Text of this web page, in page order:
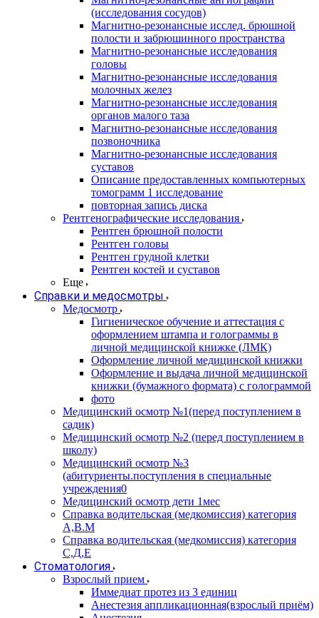
(исследования сосудов)
Магнитно-резонансные исслед. брюшной
полости и забрюшинного пространства
Магнитно-резонансные исследования
головы
Магнитно-резонансные исследования
молочных желез
Магнитно-резонансные исследования
органов малого таза
Магнитно-резонансные исследования
позвоночника
Магнитно-резонансные исследования
суставов
Описание предоставленных компьютерных
томограмм 1 исследование
повторная запись диска
Рентгенографические исследования
Рентген брюшной полости
Рентген головы
Рентген грудной клетки
Рентген костей и суставов
Еще
Справки и медосмотры
Медосмотр
Гигиеническое обучение и аттестация с
оформлением штампа и голограммы в
личной медицинской книжке (ЛМК)
Оформление личной медицинской книжки
Оформление и выдача личной медицинской
книжки (бумажного формата) с голограммой
фото
Медицинский осмотр №1(перед поступлением в
садик)
Медицинский осмотр №2 (перед поступлением в
школу)
Медицинский осмотр №3
(абитуриенты.поступления в специальные
учреждения0
Медицинский осмотр дети 1мес
Справка водительская (медкомиссия) категория
А,В.М
Справка водительская (медкомиссия) категория
С,Д,Е
Стоматология
Взрослый прием
Иммедиат протез из 3 единиц
Анестезия аппликационная(взрослый приём)